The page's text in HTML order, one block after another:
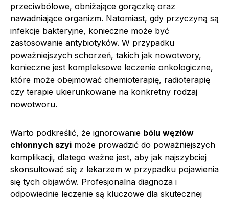
przeciwbólowe, obniżające gorączkę oraz
nawadniające organizm. Natomiast, gdy przyczyną są
infekcje bakteryjne, konieczne może być
zastosowanie antybiotyków. W przypadku
poważniejszych schorzeń, takich jak nowotwory,
konieczne jest kompleksowe leczenie onkologiczne,
które może obejmować chemioterapię, radioterapię
czy terapie ukierunkowane na konkretny rodzaj
nowotworu.
Warto podkreślić, że ignorowanie bólu węzłów
chłonnych szyi może prowadzić do poważniejszych
komplikacji, dlatego ważne jest, aby jak najszybciej
skonsultować się z lekarzem w przypadku pojawienia
się tych objawów. Profesjonalna diagnoza i
odpowiednie leczenie są kluczowe dla skutecznej